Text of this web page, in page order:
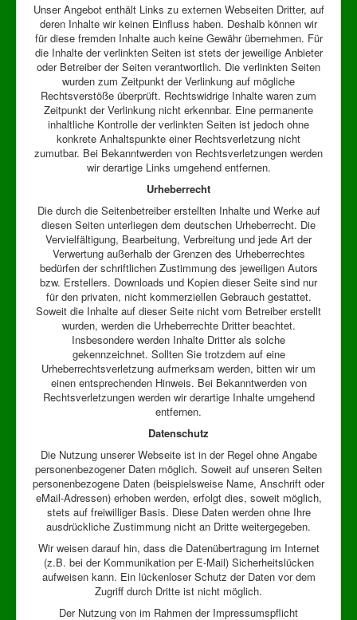
Unser Angebot enthält Links zu externen Webseiten Dritter, auf
deren Inhalte wir keinen Einfluss haben. Deshalb können wir
für diese fremden Inhalte auch keine Gewähr übernehmen. Für
die Inhalte der verlinkten Seiten ist stets der jeweilige Anbieter
oder Betreiber der Seiten verantwortlich. Die verlinkten Seiten
wurden zum Zeitpunkt der Verlinkung auf mögliche
Rechtsverstöße überprüft. Rechtswidrige Inhalte waren zum
Zeitpunkt der Verlinkung nicht erkennbar. Eine permanente
inhaltliche Kontrolle der verlinkten Seiten ist jedoch ohne
konkrete Anhaltspunkte einer Rechtsverletzung nicht
zumutbar. Bei Bekanntwerden von Rechtsverletzungen werden
wir derartige Links umgehend entfernen.
Urheberrecht
Die durch die Seitenbetreiber erstellten Inhalte und Werke auf
diesen Seiten unterliegen dem deutschen Urheberrecht. Die
Vervielfältigung, Bearbeitung, Verbreitung und jede Art der
Verwertung außerhalb der Grenzen des Urheberrechtes
bedürfen der schriftlichen Zustimmung des jeweiligen Autors
bzw. Erstellers. Downloads und Kopien dieser Seite sind nur
für den privaten, nicht kommerziellen Gebrauch gestattet.
Soweit die Inhalte auf dieser Seite nicht vom Betreiber erstellt
wurden, werden die Urheberrechte Dritter beachtet.
Insbesondere werden Inhalte Dritter als solche
gekennzeichnet. Sollten Sie trotzdem auf eine
Urheberrechtsverletzung aufmerksam werden, bitten wir um
einen entsprechenden Hinweis. Bei Bekanntwerden von
Rechtsverletzungen werden wir derartige Inhalte umgehend
entfernen.
Datenschutz
Die Nutzung unserer Webseite ist in der Regel ohne Angabe
personenbezogener Daten möglich. Soweit auf unseren Seiten
personenbezogene Daten (beispielsweise Name, Anschrift oder
eMail-Adressen) erhoben werden, erfolgt dies, soweit möglich,
stets auf freiwilliger Basis. Diese Daten werden ohne Ihre
ausdrückliche Zustimmung nicht an Dritte weitergegeben.
Wir weisen darauf hin, dass die Datenübertragung im Internet
(z.B. bei der Kommunikation per E-Mail) Sicherheitslücken
aufweisen kann. Ein lückenloser Schutz der Daten vor dem
Zugriff durch Dritte ist nicht möglich.
Der Nutzung von im Rahmen der Impressumspflicht